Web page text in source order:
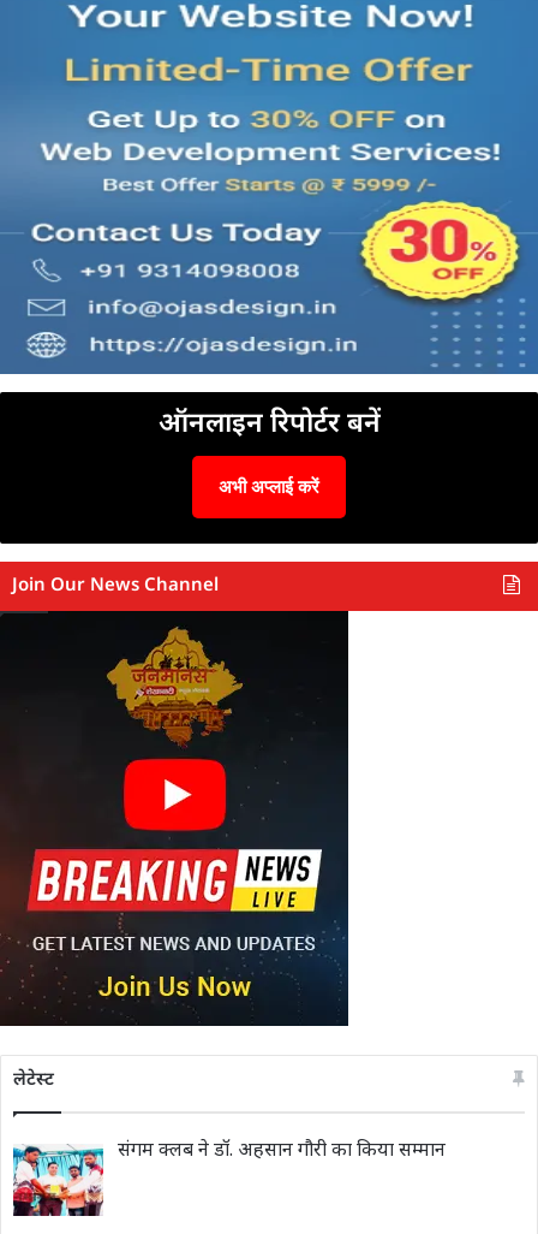
ऑनलाइन रिपोर्टर बनें
अभी अप्लाई करें
Join Our News Channel
लेटेस्ट
संगम क्लब ने डॉ. अहसान गौरी का किया सम्मान